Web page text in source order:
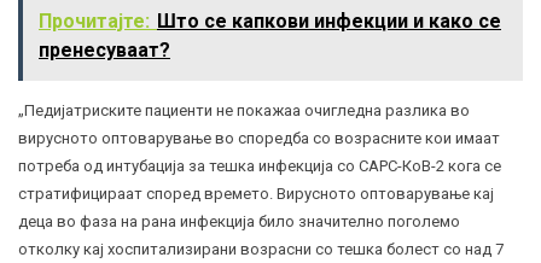
Прочитајте: Што се капкови инфекции и како се
пренесуваат?
„Педијатриските пациенти не покажаа очигледна разлика во
вирусното оптоварување во споредба со возрасните кои имаат
потреба од интубација за тешка инфекција со САРС-КоВ-2 кога се
стратифицираат според времето. Вирусното оптоварување кај
деца во фаза на рана инфекција било значително поголемо
отколку кај хоспитализирани возрасни со тешка болест со над 7